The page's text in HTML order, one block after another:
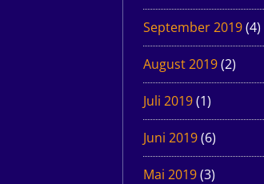
September 2019(4)
August 2019(2)
Juli 2019(1)
Juni 2019(6)
Mai 2019(3)